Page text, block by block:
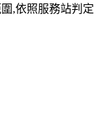
,依照服務站判定